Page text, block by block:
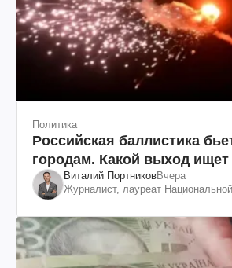
Политика
Российская баллистика
городам. Какой выход ищет
Виталий ПортниковВчера
Журналист, лауреат